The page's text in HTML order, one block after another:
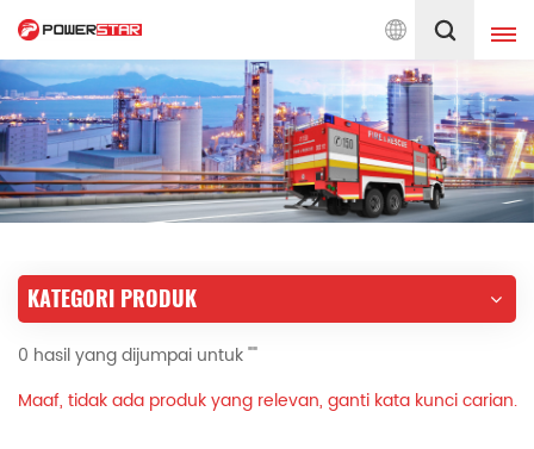
Perkhidmatan Jentera Bomba Sejak 1990 Melayu
English français
Deutsch русский
português
العربية
한국의 Türkçe
KATEGORI PRODUK
0 hasil yang dijumpai untuk ""
Maaf, tidak ada produk yang relevan, ganti kata kunci carian.